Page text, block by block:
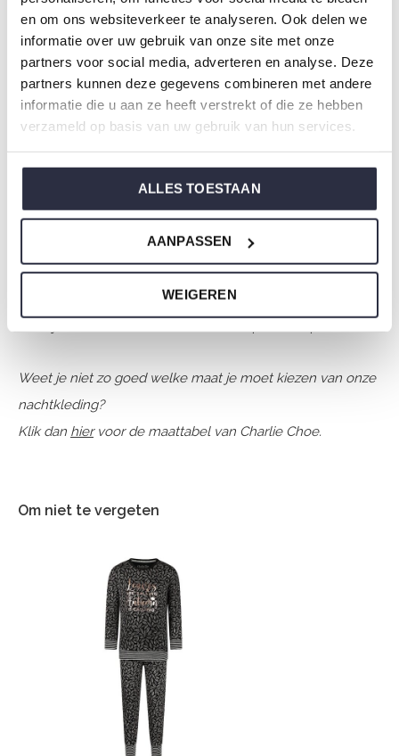
en om ons websiteverkeer te analyseren. Ook delen we
informatie over uw gebruik van onze site met onze
partners voor social media, adverteren en analyse. Deze
partners kunnen deze gegevens combineren met andere
informatie die u aan ze heeft verstrekt of die ze hebben
verzameld op basis van uw gebruik van hun services.
ALLES TOESTAAN
AANPASSEN
WEIGEREN
Merk: Charlie Choe
Seizoen: Autumn/Winter 2025
Thema: O-Family Theme Fall in love with Charlie
Choe
Collectie: Meisjeskleding (vanaf maat 92)
Geslacht: Meisjes
Samenstelling: 95% Cotton/ 5% Elastane
Artikelnummer: O57006-41
De nachtkleding van Charlie Choe is gemaakt van
Weet je niet zo goed welke maat je moet kiezen van onze
nachtkleding?
Klik dan hiervoor de maattabel van Charlie Choe.
Om niet te vergeten